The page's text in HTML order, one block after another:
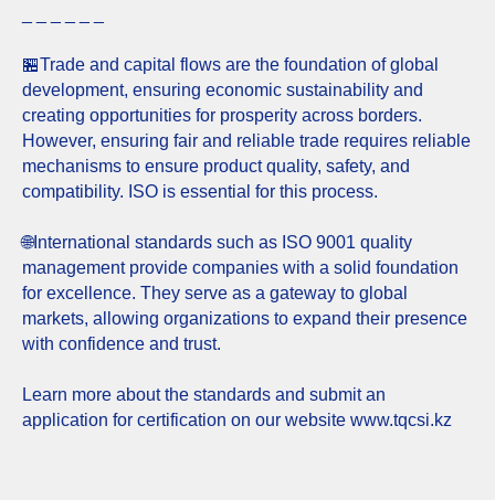
🏪Trade and capital flows are the foundation of global
development, ensuring economic sustainability and
creating opportunities for prosperity across borders.
However, ensuring fair and reliable trade requires reliable
mechanisms to ensure product quality, safety, and
compatibility. ISO is essential for this process.
🌐International standards such as ISO 9001 quality
management provide companies with a solid foundation
for excellence. They serve as a gateway to global
markets, allowing organizations to expand their presence
with confidence and trust.
Learn more about the standards and submit an
application for certification on our website www.tqcsi.kz